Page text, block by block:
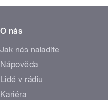
O nás
Jak nás naladíte
Nápověda
Lidé v rádiu
Kariéra